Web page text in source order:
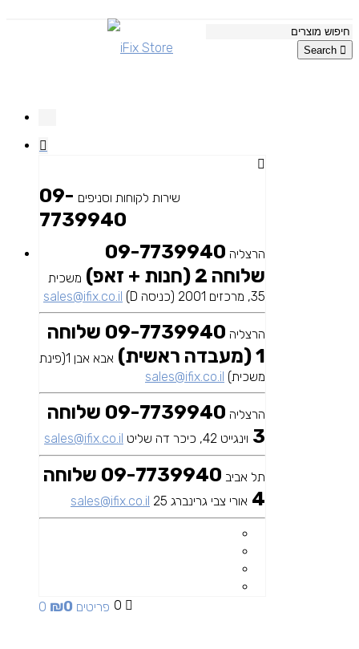
Search
שירות לקוחות וסניפים 09-
7739940
הרצליה 09-7739940
שלוחה 2 (חנות + זאפ)
משכית
35, מרכזים 2001 (כניסה D)
sales@ifix.co.il
הרצליה
09-7739940 שלוחה
1 (מעבדה ראשית)
אבא אבן 1(פינת
משכית) sales@ifix.co.il
הרצליה
09-7739940 שלוחה
3 וינגייט 42, כיכר דה שליט sales@ifix.co.il
תל אביב
09-7739940 שלוחה
4 אורי צבי גרינברג 25 sales@ifix.co.il
0 0 פריטים ₪0